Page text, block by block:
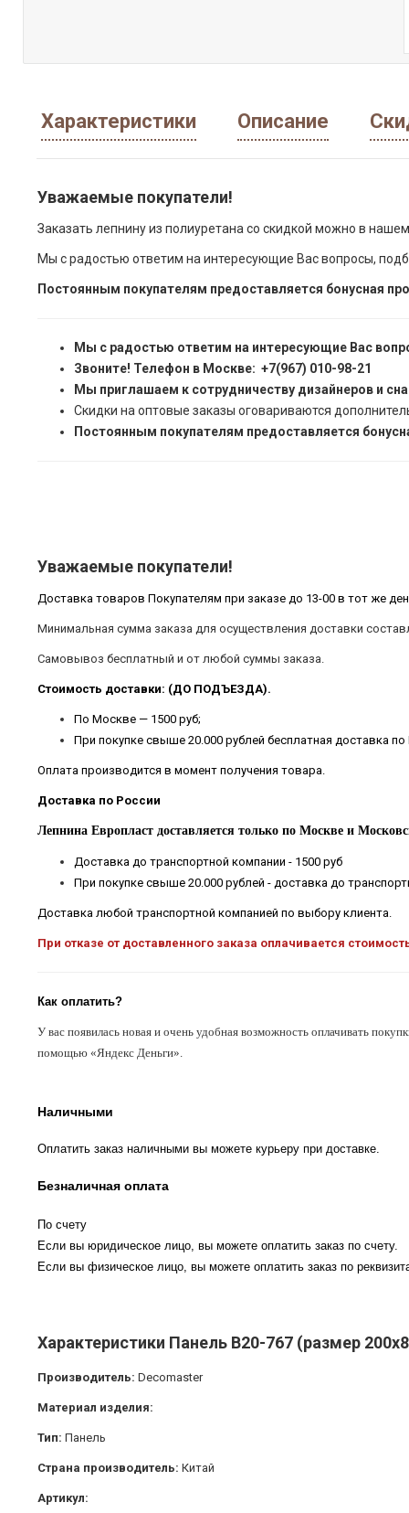
Характеристики Описание
Уважаемые покупатели!
Заказать лепнину из полиуретана со скидкой можно в
Мы с радостью ответим на интересующие Вас вопросы,
Постоянным покупателям предоставляется бонусная
Мы с радостью ответим на интересующие Вас
Звоните! Телефон в Москве: +7(967) 010-98-21
Мы приглашаем к сотрудничеству дизайнеров и
Скидки на оптовые заказы оговариваются
Постоянным покупателям предоставляется
Уважаемые покупатели!
Доставка товаров Покупателям при заказе до 13-00 в тот же
Минимальная сумма заказа для осуществления доставки
Самовывоз бесплатный и от любой суммы заказа.
Стоимость доставки: (ДО ПОДЪЕЗДА).
По Москве — 1500 руб;
При покупке свыше 20.000 рублей бесплатная доставка
Оплата производится в момент получения товара.
Доставка по России
Лепнина Европласт доставляется только по Москве и
Доставка до транспортной компании - 1500 руб
При покупке свыше 20.000 рублей - доставка до
Доставка любой транспортной компанией по выбору клиента.
При отказе от доставленного заказа оплачивается
Как оплатить?
У вас появилась новая и очень удобная возможность оплачивать
помощью «Яндекс Деньги».
Наличными
Оплатить заказ наличными вы можете курьеру при доставке.
Безналичная оплата
По счету
Если вы юридическое лицо, вы можете оплатить заказ по счету.
Если вы физическое лицо, вы можете оплатить заказ по
Характеристики Панель B20-767 (размер
Производитель: Decomaster
Материал изделия:
Тип: Панель
Страна производитель: Китай
Артикул: